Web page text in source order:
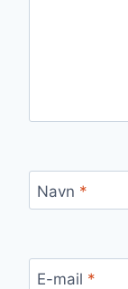
Navn *
E-mail *